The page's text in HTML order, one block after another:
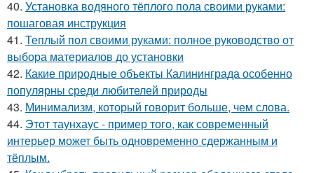
40. Установка водяного тёплого пола своими руками:
пошаговая инструкция
41. Теплый пол своими руками: полное руководство от
выбора материалов до установки
42. Какие природные объекты Калининграда особенно
популярны среди любителей природы
43. Минимализм, который говорит больше, чем слова.
44. Этот таунхаус - пример того, как современный
интерьер может быть одновременно сдержанным и
тёплым.